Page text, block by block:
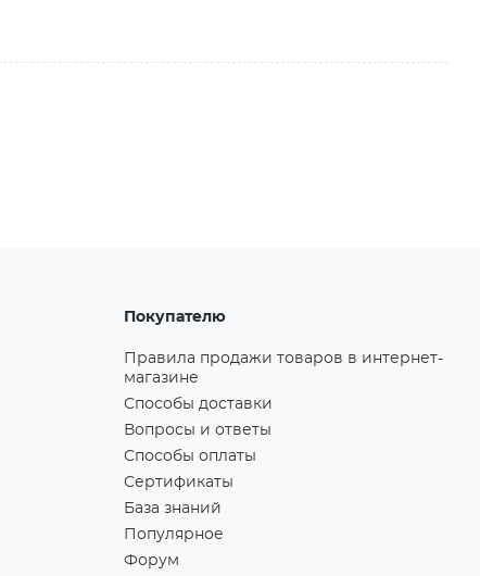
Покупателю
Правила продажи товаров в интернет-
магазине
Способы доставки
Вопросы и ответы
Способы оплаты
Сертификаты
База знаний
Популярное
Форум